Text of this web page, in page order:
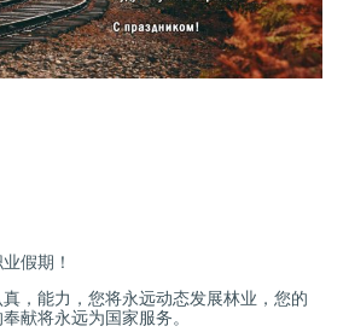
假期！
，能力，您将永远动态发展林业，您的
献将永远为国家服务。